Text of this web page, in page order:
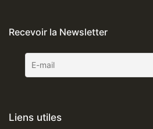
Recevoir la Newsletter
Liens utiles